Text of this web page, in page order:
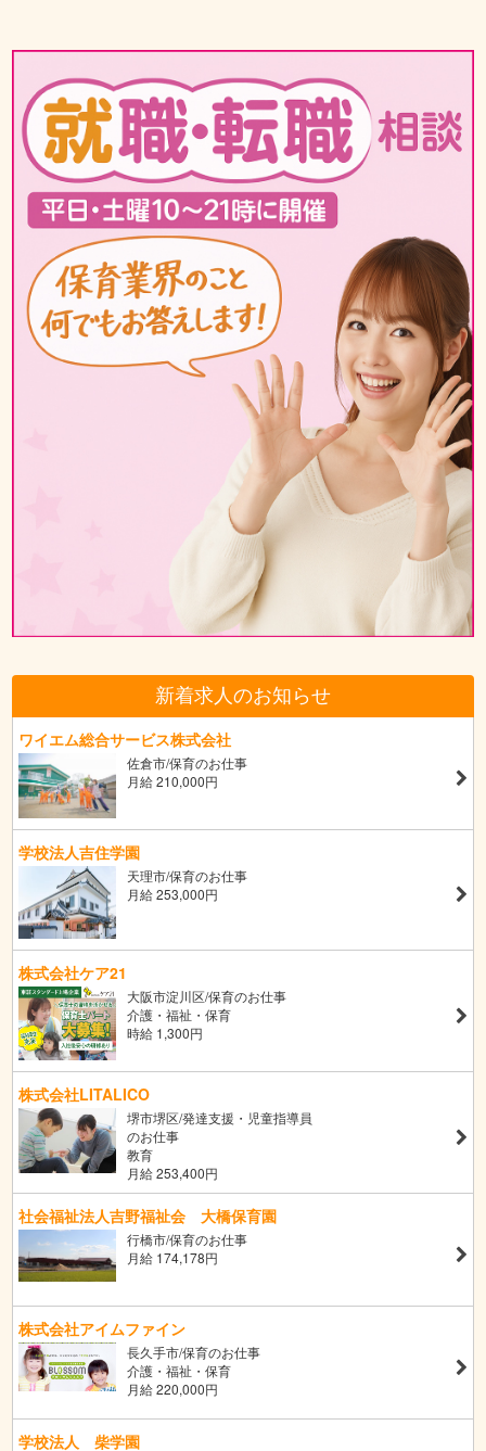
新着求人のお知らせ
ワイエム総合サービス株式会社
佐倉市/保育のお仕事
月給 210,000円
学校法人吉住学園
天理市/保育のお仕事
月給 253,000円
株式会社ケア21
大阪市淀川区/保育のお仕事
介護・福祉・保育
時給 1,300円
株式会社LITALICO
堺市堺区/発達支援・児童指導員
のお仕事
教育
月給 253,400円
社会福祉法人吉野福祉会 大橋保育園
行橋市/保育のお仕事
月給 174,178円
株式会社アイムファイン
長久手市/保育のお仕事
介護・福祉・保育
月給 220,000円
学校法人 柴学園